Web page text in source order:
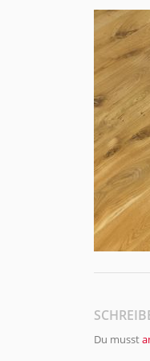
Du musst